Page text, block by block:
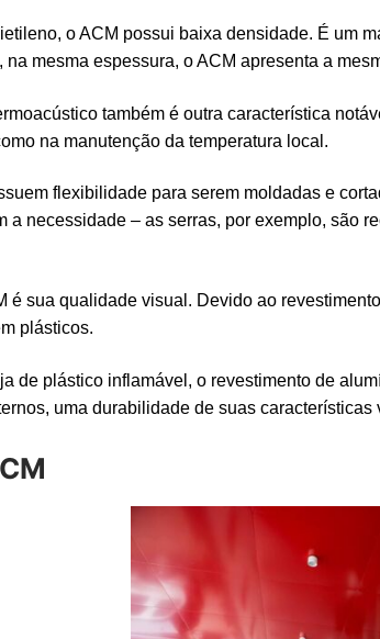
o ACM possui baixa densidade. É um
mesma espessura, o ACM apresenta a
também é outra característica
na manutenção da temperatura local.
flexibilidade para serem moldadas e
a necessidade – as serras, por exemplo, são
é sua qualidade visual. Devido ao
plásticos.
de plástico inflamável, o revestimento de
uma durabilidade de suas características